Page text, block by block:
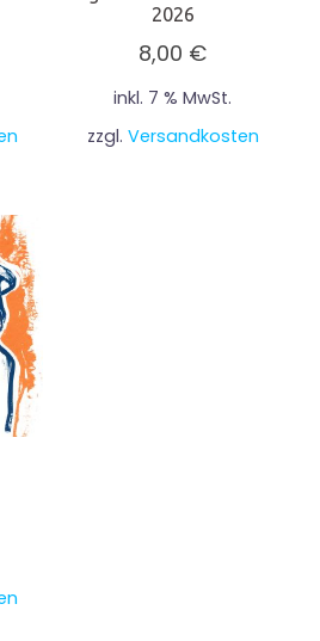
2026
8,00 €
inkl. 7 % MwSt.
zzgl. Versandkosten